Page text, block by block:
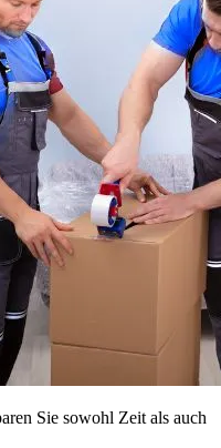
Sie sowohl Zeit als auch